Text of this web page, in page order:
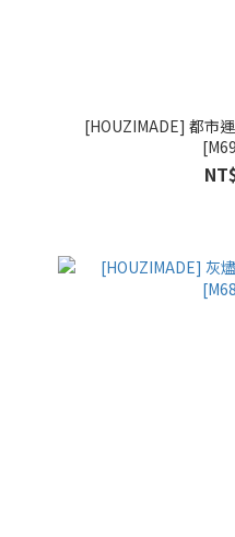
[HOUZIMADE] 都市